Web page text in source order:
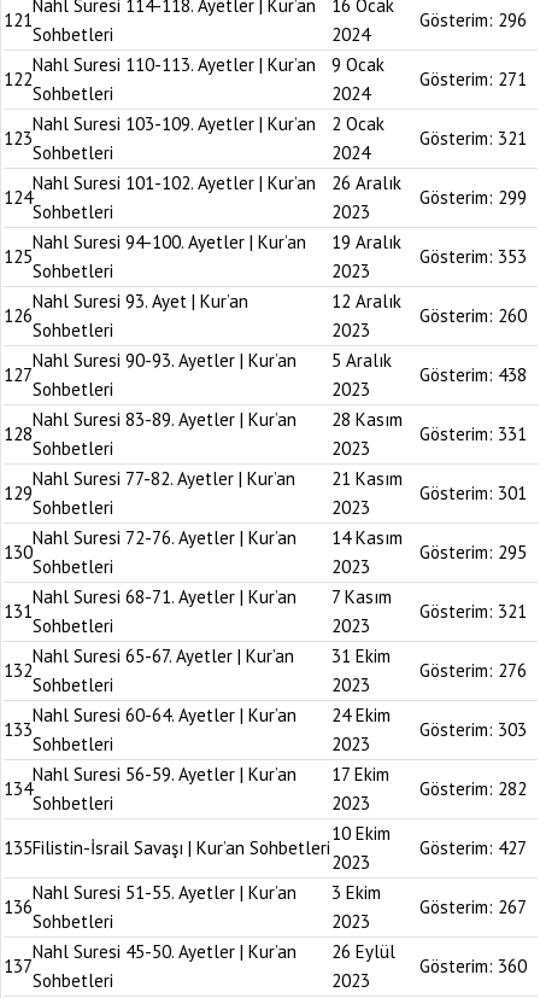
121
Nahl Suresi 114-118. Ayetler | Kur’an
Sohbetleri
16 Ocak
2024
Gösterim: 296
122
Nahl Suresi 110-113. Ayetler | Kur’an
Sohbetleri
9 Ocak
2024
Gösterim: 271
123
Nahl Suresi 103-109. Ayetler | Kur’an
Sohbetleri
2 Ocak
2024
Gösterim: 321
124
Nahl Suresi 101-102. Ayetler | Kur’an
Sohbetleri
26 Aralık
2023
Gösterim: 299
125
Nahl Suresi 94-100. Ayetler | Kur’an
Sohbetleri
19 Aralık
2023
Gösterim: 353
126
Nahl Suresi 93. Ayet | Kur’an
Sohbetleri
12 Aralık
2023
Gösterim: 260
127
Nahl Suresi 90-93. Ayetler | Kur’an
Sohbetleri
5 Aralık
2023
Gösterim: 438
128
Nahl Suresi 83-89. Ayetler | Kur’an
Sohbetleri
28 Kasım
2023
Gösterim: 331
129
Nahl Suresi 77-82. Ayetler | Kur’an
Sohbetleri
21 Kasım
2023
Gösterim: 301
130
Nahl Suresi 72-76. Ayetler | Kur’an
Sohbetleri
14 Kasım
2023
Gösterim: 295
131
Nahl Suresi 68-71. Ayetler | Kur’an
Sohbetleri
7 Kasım
2023
Gösterim: 321
132
Nahl Suresi 65-67. Ayetler | Kur’an
Sohbetleri
31 Ekim
2023
Gösterim: 276
133
Nahl Suresi 60-64. Ayetler | Kur’an
Sohbetleri
24 Ekim
2023
Gösterim: 303
134
Nahl Suresi 56-59. Ayetler | Kur’an
Sohbetleri
17 Ekim
2023
Gösterim: 282
135Filistin-İsrail Savaşı | Kur’an Sohbetleri
10 Ekim
2023
Gösterim: 427
136
Nahl Suresi 51-55. Ayetler | Kur’an
Sohbetleri
3 Ekim
2023
Gösterim: 267
137
Nahl Suresi 45-50. Ayetler | Kur’an
Sohbetleri
26 Eylül
2023
Gösterim: 360